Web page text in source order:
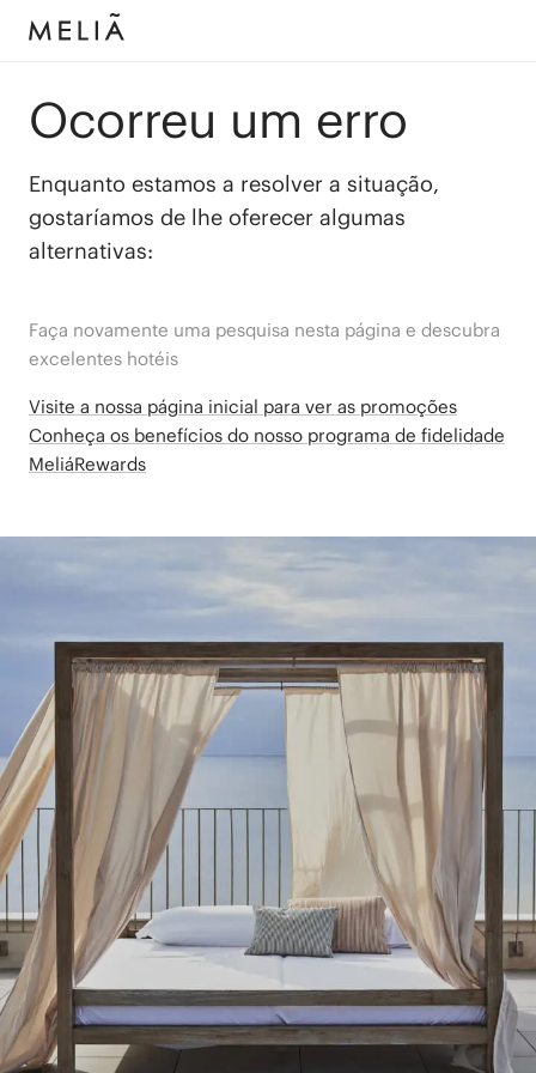
Ocorreu um erro
Enquanto estamos a resolver a situação,
gostaríamos de lhe oferecer algumas
alternativas:
Faça novamente uma pesquisa nesta página e descubra
excelentes hotéis
Visite a nossa página inicial para ver as promoções
Conheça os benefícios do nosso programa de fidelidade
MeliáRewards